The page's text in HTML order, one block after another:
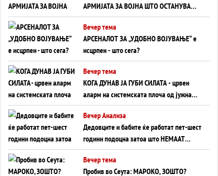
АРМИЈАТА ЗА ВОЈНА ШТО ОСТАНУВА
БЕЗ ФРОНТ
Вечер тема
АРСЕНАЛОТ ЗА „УДОБНО ВОЈУВАЊЕ“ е
исцрпен - што сега?
Вечер тема
КОГА ДУНАВ ЈА ГУБИ СИЛАТА - црвен
аларм на системската плоча од јужна
Германија до Црното Море...
Вечер Анализа
Дедовците и бабите ќе работат пет-шест
години подоцна затоа што НЕМААТ
ВНУЦИ ДА ГИ ЗАМЕНАТ
Вечер тема
Пробив во Сеута: МАРОКО, ЗОШТО?